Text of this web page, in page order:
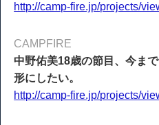
http://camp-fire.jp/projects/
CAMPFIRE
中野佑美18歳の節目、今ま
形にしたい。
http://camp-fire.jp/projects/